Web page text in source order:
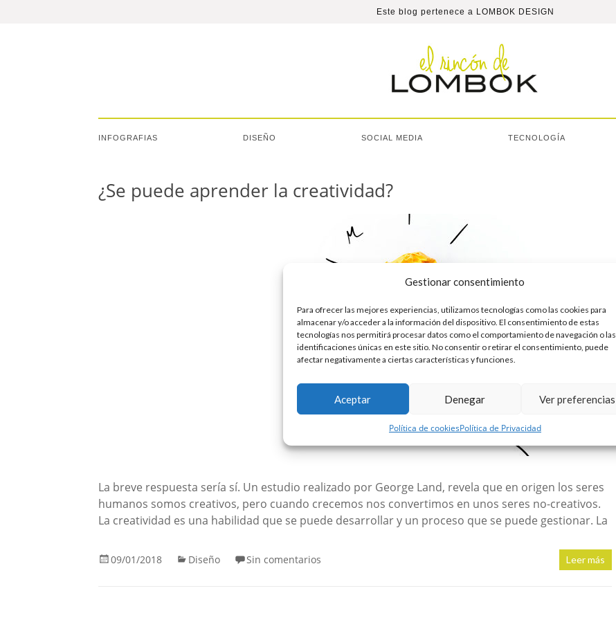
Gestionar consentimiento
Para ofrecer las mejores experiencias, utilizamos tecnologías como las cookies para
almacenar y/o acceder a la información del dispositivo. El consentimiento de estas
tecnologías nos permitirá procesar datos como el comportamiento de navegación o las
identificaciones únicas en este sitio. No consentir o retirar el consentimiento, puede
afectar negativamente a ciertas características y funciones.
Aceptar Denegar Ver preferencias
Política de cookiesPolítica de Privacidad
Este blog pertenece a LOMBOK DESIGN
INFOGRAFIAS DISEÑO SOCIAL MEDIA TECNOLOGÍA
¿Se puede aprender la creatividad?
La breve respuesta sería sí. Un estudio realizado por George Land, revela que en origen los seres
humanos somos creativos, pero cuando crecemos nos convertimos en unos seres no-creativos.
La creatividad es una habilidad que se puede desarrollar y un proceso que se puede gestionar. La
09/01/2018 Diseño Sin comentarios Leer más